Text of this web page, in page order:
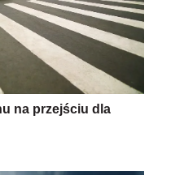
na przejściu dla